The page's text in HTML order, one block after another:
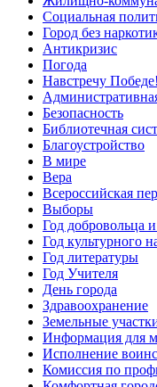
Социальная
Город без
Антикризис
Погода
Навстречу Победе!
Безопасность
Библиотечная
Благоустройство
В мире
Вера
Всероссийская
Выборы
Год добровольца
Год культурного
Год литературы
Год Учителя
День города
Здравоохранение
Земельные
Информация для
Исполнение
Комиссия по